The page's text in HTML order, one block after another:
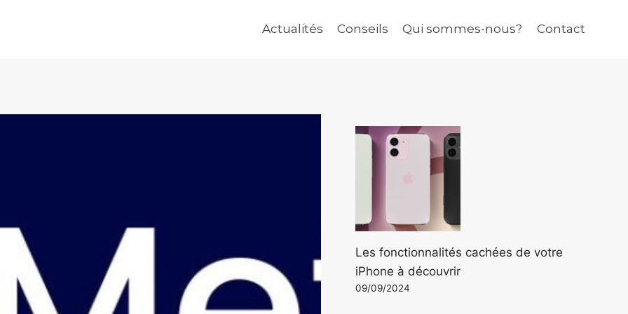
Actualités Conseils Qui sommes-nous? Contact
Les fonctionnalités cachées de votre
iPhone à découvrir
09/09/2024